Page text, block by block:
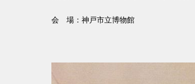
会 場：神戸市立博物館